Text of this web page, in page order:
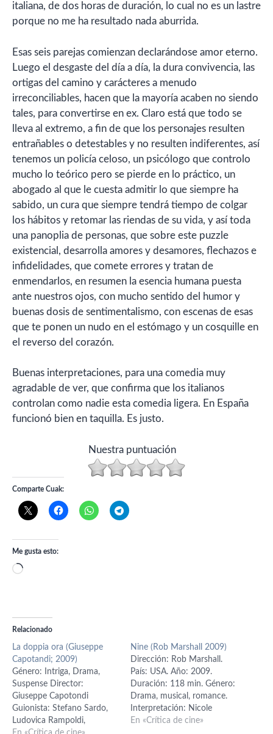
italiana, de dos horas de duración, lo cual no es un lastre
porque no me ha resultado nada aburrida.
Esas seis parejas comienzan declarándose amor eterno.
Luego el desgaste del día a día, la dura convivencia, las
ortigas del camino y carácteres a menudo
irreconciliables, hacen que la mayoría acaben no siendo
tales, para convertirse en ex. Claro está que todo se
lleva al extremo, a fin de que los personajes resulten
entrañables o detestables y no resulten indiferentes, así
tenemos un policía celoso, un psicólogo que controlo
mucho lo teórico pero se pierde en lo práctico, un
abogado al que le cuesta admitir lo que siempre ha
sabido, un cura que siempre tendrá tiempo de colgar
los hábitos y retomar las riendas de su vida, y así toda
una panoplia de personas, que sobre este puzzle
existencial, desarrolla amores y desamores, flechazos e
infidelidades, que comete errores y tratan de
enmendarlos, en resumen la esencia humana puesta
ante nuestros ojos, con mucho sentido del humor y
buenas dosis de sentimentalismo, con escenas de esas
que te ponen un nudo en el estómago y un cosquille en
el reverso del corazón.
Buenas interpretaciones, para una comedia muy
agradable de ver, que confirma que los italianos
controlan como nadie esta comedia ligera. En España
funcionó bien en taquilla. Es justo.
Nuestra puntuación
Comparte Cuak:
Me gusta esto:
Cargando...
Relacionado
La doppia ora (Giuseppe
Capotandi; 2009)
Género: Intriga, Drama,
Suspense Director:
Giuseppe Capotondi
Guionista: Stefano Sardo,
Ludovica Rampoldi,
Nine (Rob Marshall 2009)
Dirección: Rob Marshall.
País: USA. Año: 2009.
Duración: 118 min. Género:
Drama, musical, romance.
Interpretación: Nicole
Kidman (Claudia Jenssen),
En «Crítica de cine»